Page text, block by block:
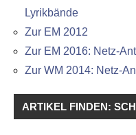
Lyrikbände
Zur EM 2012
Zur EM 2016: Netz-
Zur WM 2014: Netz-
ARTIKEL FINDEN: